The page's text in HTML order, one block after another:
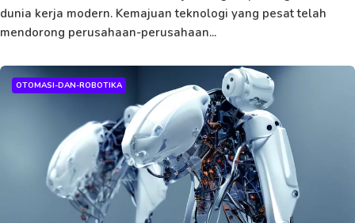
dunia kerja modern. Kemajuan teknologi yang pesat telah
mendorong perusahaan-perusahaan...
OTOMASI-DAN-ROBOTIKA